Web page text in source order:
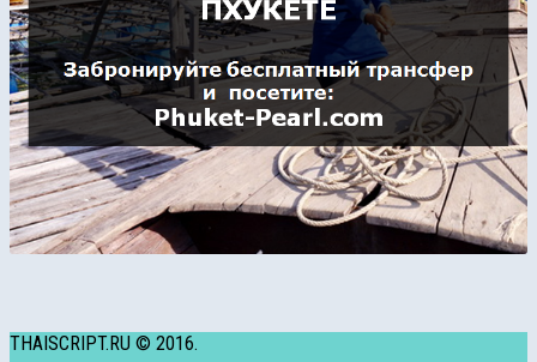
THAISCRIPT.RU © 2016.